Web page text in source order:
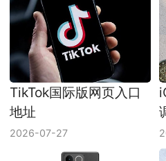
TikTok国际版网页入口
地址
2026-07-27